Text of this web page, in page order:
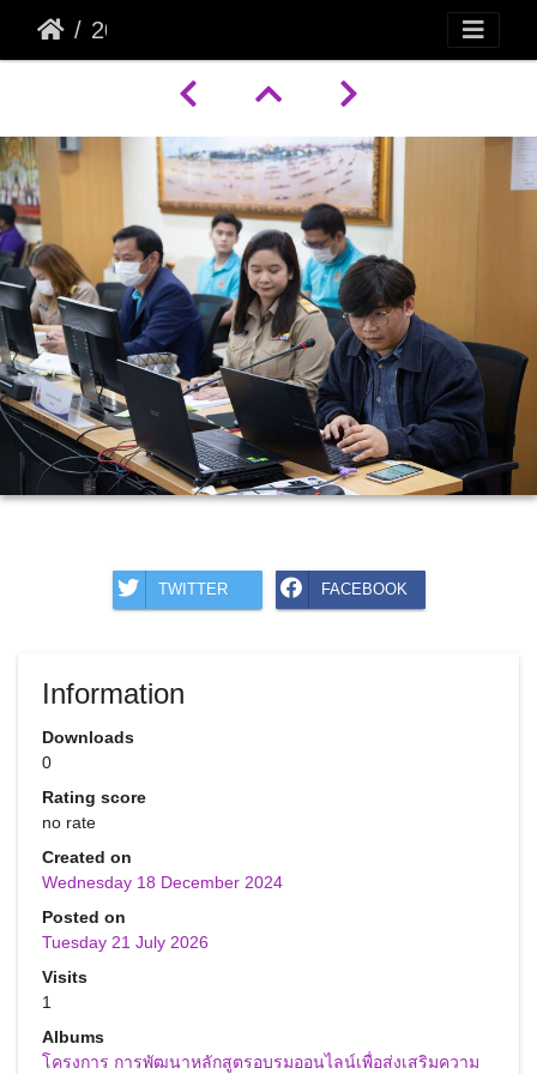
20241218113528-0d75967f
TWITTER FACEBOOK
Information
Downloads
0
Rating score
no rate
Created on
Wednesday 18 December 2024
Posted on
Tuesday 21 July 2026
Visits
1
Albums
โครงการ การพัฒนาหลักสูตรอบรมออนไลน์เพื่อส่งเสริมความ